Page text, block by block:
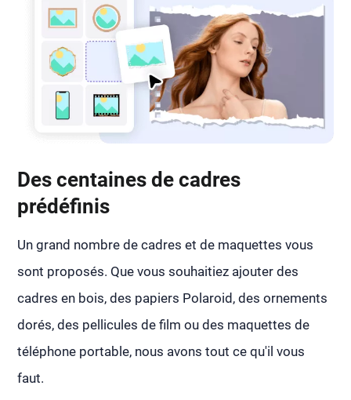
Des centaines de cadres
prédéfinis
Un grand nombre de cadres et de maquettes vous
sont proposés. Que vous souhaitiez ajouter des
cadres en bois, des papiers Polaroid, des ornements
dorés, des pellicules de film ou des maquettes de
téléphone portable, nous avons tout ce qu'il vous
faut.